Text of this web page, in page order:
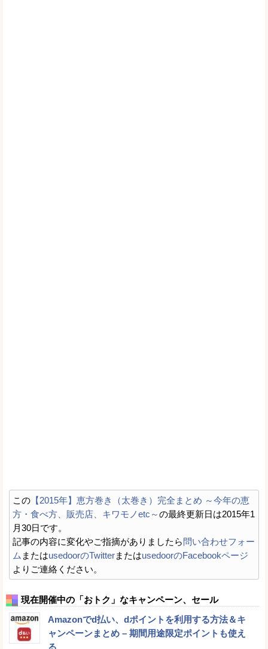
この 【2015年】恵方巻き（太巻き）完全まとめ ～今年の恵
方・食べ方、販売店、キワモノetc～の最終更新日は2015年1
月30日です。
記事の内容に変化やご指摘がありましたら問い合わせフォー
ム またはusedoorのTwitterまたはusedoorのFacebookページ
よりご連絡ください。
現在開催中の「おトク」なキャンペーン、セール
Amazonでd払い、dポイントを利用する方法＆キ
ャンペーンまとめ – 期間用途限定ポイントも使え
る